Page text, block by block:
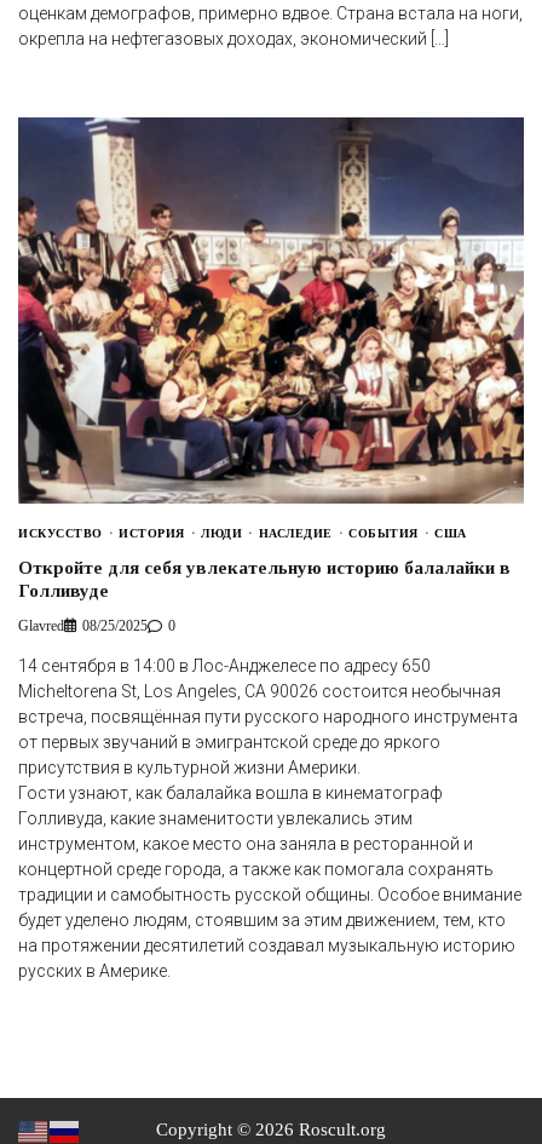
оценкам демографов, примерно вдвое. Страна встала на ноги,
окрепла на нефтегазовых доходах, экономический […]
ИСКУССТВО ИСТОРИЯ ЛЮДИ НАСЛЕДИЕ СОБЫТИЯ США
Откройте для себя увлекательную историю балалайки в
Голливуде
Glavred 08/25/2025 0
14 сентября в 14:00 в Лос-Анджелесе по адресу 650
Micheltorena St, Los Angeles, CA 90026 состоится необычная
встреча, посвящённая пути русского народного инструмента
от первых звучаний в эмигрантской среде до яркого
присутствия в культурной жизни Америки.
Гости узнают, как балалайка вошла в кинематограф
Голливуда, какие знаменитости увлекались этим
инструментом, какое место она заняла в ресторанной и
концертной среде города, а также как помогала сохранять
традиции и самобытность русской общины. Особое внимание
будет уделено людям, стоявшим за этим движением, тем, кто
на протяжении десятилетий создавал музыкальную историю
русских в Америке.
Copyright © 2026 Roscult.org